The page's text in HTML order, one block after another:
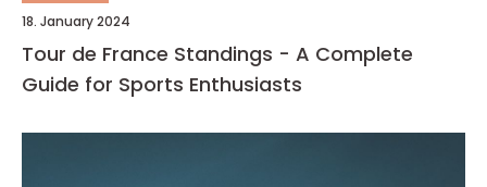
18. January 2024
Tour de France Standings - A Complete
Guide for Sports Enthusiasts